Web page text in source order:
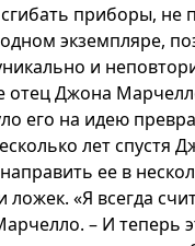
приборы,
экземпляре,
и
отец Джона
его на идею
лет спустя
ее в
ложек. «Я всегда
– И теперь